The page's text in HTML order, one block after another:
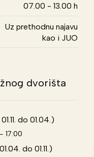
07.00 - 13.00 h
Uz prethodnu najavu
kao i JUO
dvorišta
do 01.04.)
17:00
do 01.11.)